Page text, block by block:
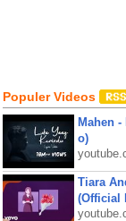
Populer Videos
Mahen
o)
Tiara
(Official